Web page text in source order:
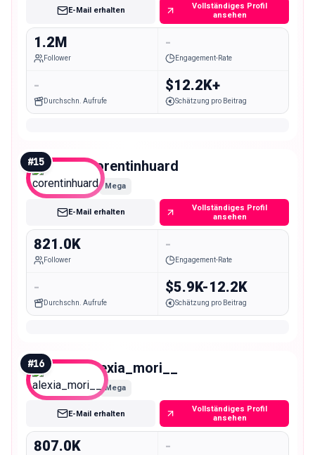
E-Mail erhalten
Vollständiges Profil
ansehen
1.2M
Follower
-
Engagement-Rate
-
Durchschn. Aufrufe
$12.2K+
Schätzung pro Beitrag
#15 corentinhuard
Mega
E-Mail erhalten
Vollständiges Profil
ansehen
821.0K
Follower
-
Engagement-Rate
-
Durchschn. Aufrufe
$5.9K-12.2K
Schätzung pro Beitrag
#16 alexia_mori__
Mega
E-Mail erhalten
Vollständiges Profil
ansehen
807.0K -